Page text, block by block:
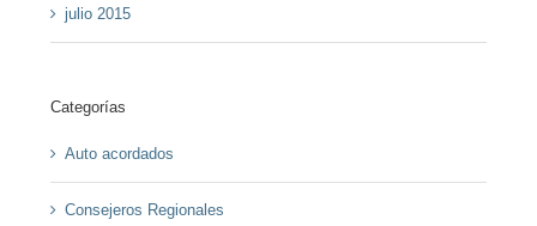
julio 2015
Categorías
Auto acordados
Consejeros Regionales